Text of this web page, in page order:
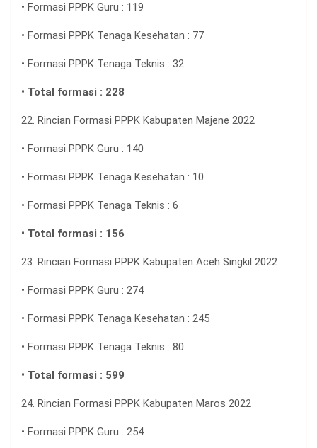
• Formasi PPPK Guru : 119
• Formasi PPPK Tenaga Kesehatan : 77
• Formasi PPPK Tenaga Teknis : 32
• Total formasi : 228
22. Rincian Formasi PPPK Kabupaten Majene 2022
• Formasi PPPK Guru : 140
• Formasi PPPK Tenaga Kesehatan : 10
• Formasi PPPK Tenaga Teknis : 6
• Total formasi : 156
23. Rincian Formasi PPPK Kabupaten Aceh Singkil 2022
• Formasi PPPK Guru : 274
• Formasi PPPK Tenaga Kesehatan : 245
• Formasi PPPK Tenaga Teknis : 80
• Total formasi : 599
24. Rincian Formasi PPPK Kabupaten Maros 2022
• Formasi PPPK Guru : 254